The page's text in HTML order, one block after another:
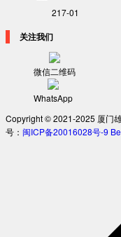
217-01
关注我们
微信二维码
WhatsApp
Copyright © 2021-2025 厦门
号： 闽ICP备20016028号-9